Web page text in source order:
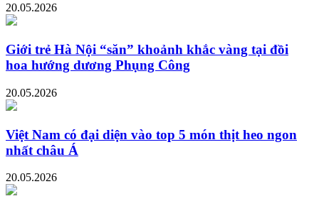
20.05.2026
Giới trẻ Hà Nội “săn” khoảnh khắc vàng tại đồi
hoa hướng dương Phụng Công
20.05.2026
Việt Nam có đại diện vào top 5 món thịt heo ngon
nhất châu Á
20.05.2026